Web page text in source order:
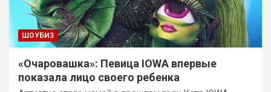
ШОУБИЗ
«Очаровашка»: Певица IOWA впервые
показала лицо своего ребенка